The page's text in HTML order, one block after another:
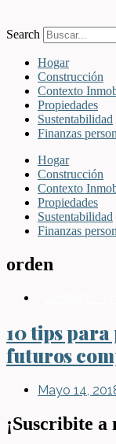
Search
Hogar
Construcción
Contexto
Propiedades
Sustentabilidad
Finanzas
Hogar
Construcción
Contexto
Propiedades
Sustentabilidad
Finanzas
orden
10 tips para
futuros
Mayo 14,
¡Suscribite